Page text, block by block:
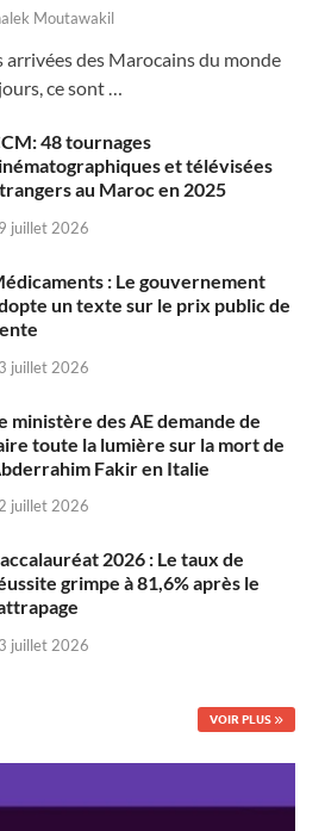
Moutawakil
arrivées des Marocains du monde
ce sont …
48 tournages
et télévisées
au Maroc en 2025
juillet 2026
: Le gouvernement
un texte sur le prix public de
juillet 2026
ministère des AE demande de
toute la lumière sur la mort de
Fakir en Italie
juillet 2026
2026 : Le taux de
grimpe à 81,6% après le
juillet 2026
VOIR PLUS